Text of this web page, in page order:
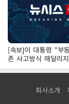
[속보]이 대통령 "부
존 사고방식 매달리
히 실천"
회사소개